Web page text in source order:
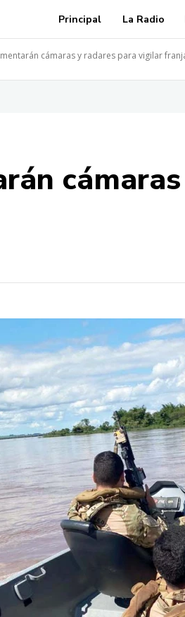
Principal La Radio
cámaras y radares para vigilar